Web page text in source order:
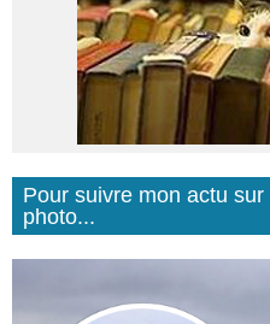
Pour suivre mon actu
photo...